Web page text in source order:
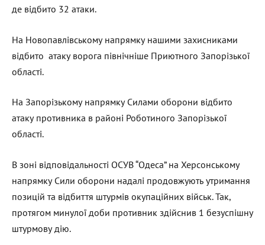
де відбито 32 атаки.
На Новопавлівському напрямку нашими захисниками
відбито атаку ворога північніше Приютного Запорізької
області.
На Запорізькому напрямку Силами оборони відбито
атаку противника в районі Роботиного Запорізької
області.
В зоні відповідальності ОСУВ “Одеса” на Херсонському
напрямку Сили оборони надалі продовжують утримання
позицій та відбиття штурмів окупаційних військ. Так,
протягом минулої доби противник здійснив 1 безуспішну
штурмову дію.